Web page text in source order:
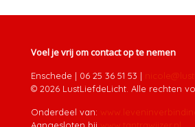
Voel je vrij om contact op te nemen
Enschede | 06 25 36 51 53 |
© 2026 LustLiefdeLicht. Alle rechten
Onderdeel van: